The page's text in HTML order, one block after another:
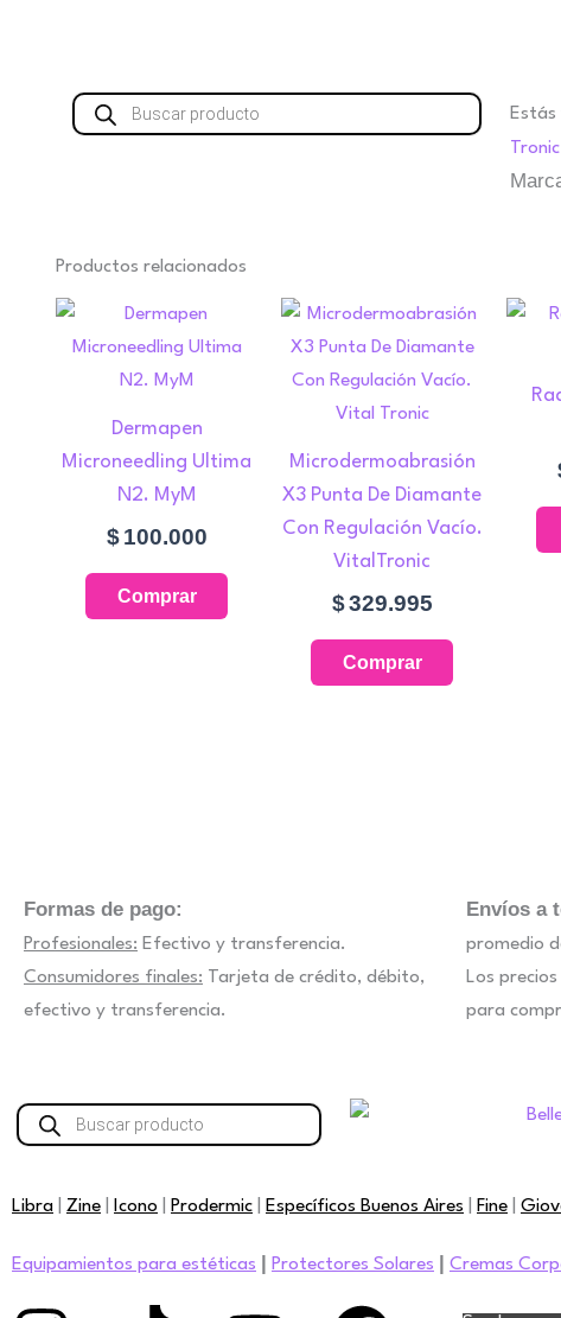
Búsqueda
de
Estás
Tronic
Productos relacionados
Dermapen
Microneedling Ultima
N2. MyM
$ 100.000
Comprar
Microdermoabrasión
X3 Punta De Diamante
Con Regulación Vacío.
VitalTronic
$329.995
Comprar
Formas de pago:
Profesionales: Efectivo y transferencia.
Consumidores finales: Tarjeta de crédito, débito,
efectivo y transferencia.
Envíos a
promedio
Los
para
Búsqueda
de
Libra Zine Icono Prodermic Específicos Buenos Aires Fine
Equipamientos para estéticas Protectores Solares Cremas